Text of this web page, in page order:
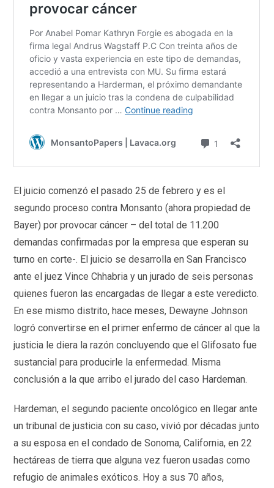
El juicio comenzó el pasado 25 de febrero y es el
segundo proceso contra Monsanto (ahora propiedad de
Bayer) por provocar cáncer – del total de 11.200
demandas confirmadas por la empresa que esperan su
turno en corte-. El juicio se desarrolla en San Francisco
ante el juez Vince Chhabria y un jurado de seis personas
quienes fueron las encargadas de llegar a este veredicto.
En ese mismo distrito, hace meses, Dewayne Johnson
logró convertirse en el primer enfermo de cáncer al que la
justicia le diera la razón concluyendo que el Glifosato fue
sustancial para producirle la enfermedad. Misma
conclusión a la que arribo el jurado del caso Hardeman.
Hardeman, el segundo paciente oncológico en llegar ante
un tribunal de justicia con su caso, vivió por décadas junto
a su esposa en el condado de Sonoma, California, en 22
hectáreas de tierra que alguna vez fueron usadas como
refugio de animales exóticos. Hoy a sus 70 años,